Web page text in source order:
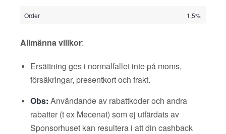
Order 1,5%
Allmänna villkor:
Ersättning ges i normalfallet inte på moms,
försäkringar, presentkort och frakt.
Obs: Användande av rabattkoder och andra
rabatter (t ex Mecenat) som ej utfärdats av
Sponsorhuset kan resultera i att din cashback